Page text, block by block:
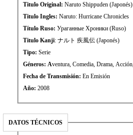
Titulo Original: Naruto Shippuden (Japonés)
Titulo Ingles:
Naruto: Hurricane Chronicles
Título Ruso: Ураганные Хроники (Ruso)
Titulo Kanji
: ナルト 疾風伝 (Japonés)
Tipo: Serie
Géneros: A
Fecha de Transmisión:
En Emisión
Año: 2008
DATOS TÉCNICOS